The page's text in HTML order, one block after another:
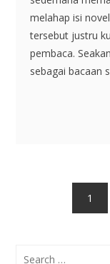
melahap isi
tersebut justru
pembaca.
sebagai bacaan
1
Search